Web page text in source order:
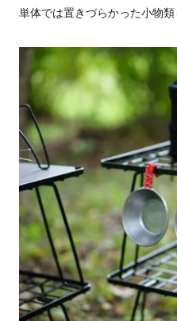
単体では置きづらかった小物類